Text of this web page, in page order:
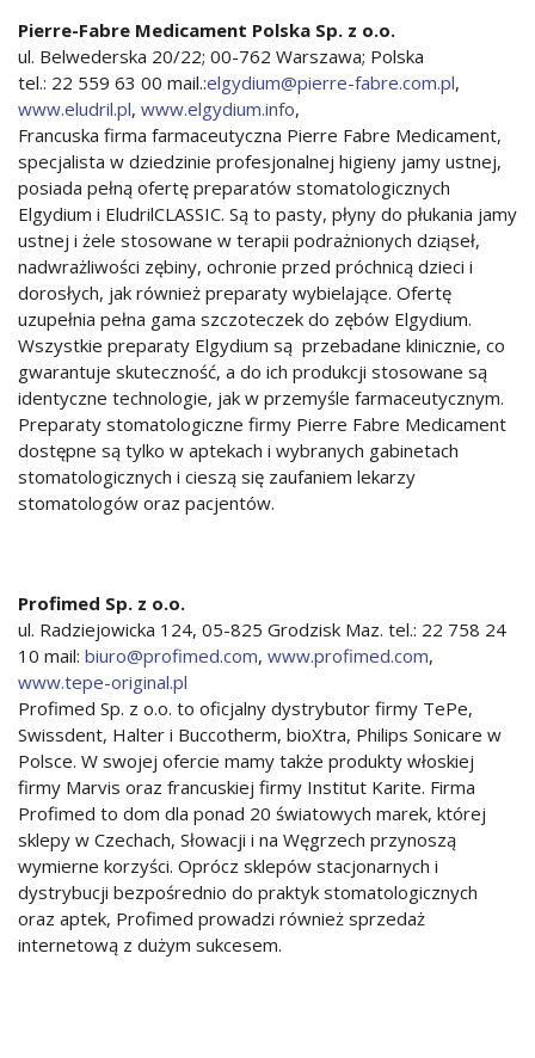
Pierre-Fabre Medicament Polska Sp. z o.o.
ul. Belwederska 20/22; 00-762 Warszawa; Polska
tel.: 22 559 63 00 mail.:elgydium@pierre-fabre.com.pl,
www.eludril.pl, www.elgydium.info,
Francuska firma farmaceutyczna Pierre Fabre Medicament,
specjalista w dziedzinie profesjonalnej higieny jamy ustnej,
posiada pełną ofertę preparatów stomatologicznych
Elgydium i EludrilCLASSIC. Są to pasty, płyny do płukania jamy
ustnej i żele stosowane w terapii podrażnionych dziąseł,
nadwrażliwości zębiny, ochronie przed próchnicą dzieci i
dorosłych, jak również preparaty wybielające. Ofertę
uzupełnia pełna gama szczoteczek do zębów Elgydium.
Wszystkie preparaty Elgydium są przebadane klinicznie, co
gwarantuje skuteczność, a do ich produkcji stosowane są
identyczne technologie, jak w przemyśle farmaceutycznym.
Preparaty stomatologiczne firmy Pierre Fabre Medicament
dostępne są tylko w aptekach i wybranych gabinetach
stomatologicznych i cieszą się zaufaniem lekarzy
stomatologów oraz pacjentów.
Profimed Sp. z o.o.
ul. Radziejowicka 124, 05-825 Grodzisk Maz. tel.: 22 758 24
10 mail: biuro@profimed.com, www.profimed.com,
www.tepe-original.pl
Profimed Sp. z o.o. to oficjalny dystrybutor firmy TePe,
Swissdent, Halter i Buccotherm, bioXtra, Philips Sonicare w
Polsce. W swojej ofercie mamy także produkty włoskiej
firmy Marvis oraz francuskiej firmy Institut Karite. Firma
Profimed to dom dla ponad 20 światowych marek, której
sklepy w Czechach, Słowacji i na Węgrzech przynoszą
wymierne korzyści. Oprócz sklepów stacjonarnych i
dystrybucji bezpośrednio do praktyk stomatologicznych
oraz aptek, Profimed prowadzi również sprzedaż
internetową z dużym sukcesem.